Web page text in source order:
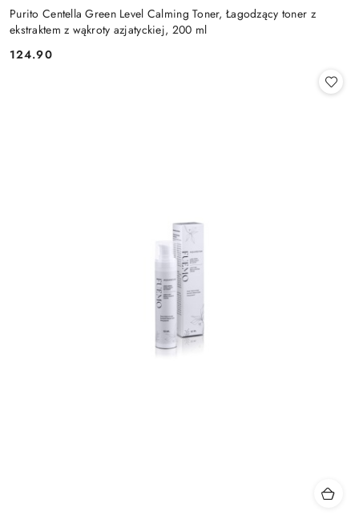
Purito Centella Green Level Calming Toner, Łagodzący toner z
ekstraktem z wąkroty azjatyckiej, 200 ml
Cena:
124.90